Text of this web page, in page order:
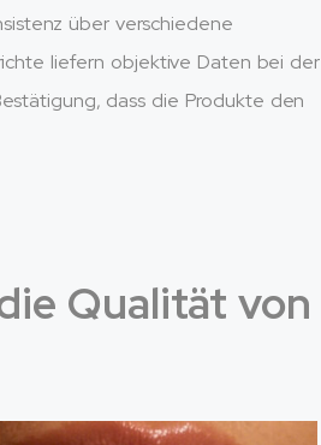
über verschiedene
liefern objektive Daten bei der
dass die Produkte den
Qualität von